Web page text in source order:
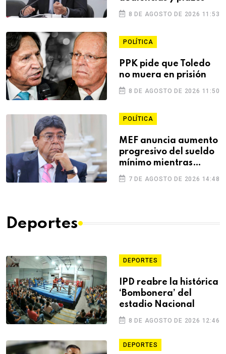
8 DE AGOSTO DE 2026 11:53
POLÍTICA
PPK pide que Toledo
no muera en prisión
8 DE AGOSTO DE 2026 11:50
POLÍTICA
MEF anuncia aumento
progresivo del sueldo
mínimo mientras
evalúa nueva
distribución de
7 DE AGOSTO DE 2026 14:48
Deportes
DEPORTES
IPD reabre la histórica
‘Bombonera’ del
estadio Nacional
8 DE AGOSTO DE 2026 12:46
DEPORTES